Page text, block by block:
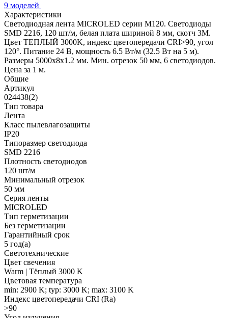
9 моделей
Характеристики
Светодиодная лента MICROLED серии M120. Светодиоды
SMD 2216, 120 шт/м, белая плата шириной 8 мм, скотч 3M.
Цвет ТЕПЛЫЙ 3000K, индекс цветопередачи CRI>90, угол
120°. Питание 24 В, мощность 6.5 Вт/м (32.5 Вт на 5 м).
Размеры 5000x8x1.2 мм. Мин. отрезок 50 мм, 6 светодиодов.
Цена за 1 м.
Общие
Артикул
024438(2)
Тип товара
Лента
Класс пылевлагозащиты
IP20
Типоразмер светодиода
SMD 2216
Плотность светодиодов
120 шт/м
Минимальный отрезок
50 мм
Серия ленты
MICROLED
Тип герметизации
Без герметизации
Гарантийный срок
5 год(а)
Светотехнические
Цвет свечения
Warm | Тёплый 3000 K
Цветовая температура
min: 2900 K; typ: 3000 K; max: 3100 K
Индекс цветопередачи CRI (Ra)
>90